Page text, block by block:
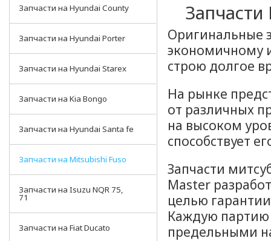
Запчасти на Hyundai County
Запчасти на Hyundai Porter
Запчасти на Hyundai Starex
Запчасти на Kia Bongo
Запчасти на Hyundai Santa fe
Запчасти на Mitsubishi Fuso
Запчасти на Isuzu NQR 75,
71
Запчасти на Fiat Ducato
Оригинальные
экономичному
строю долгое
На рынке
от различных
на высоком
способствует
Запчасти
Master
целью
Каждую партию
предельными